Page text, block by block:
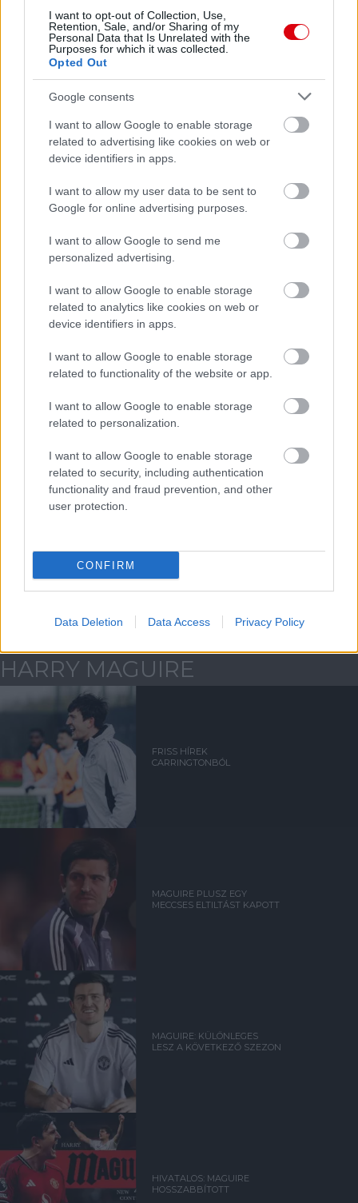
I want to opt-out of Collection, Use,
Retention, Sale, and/or Sharing of my
Personal Data that Is Unrelated with the
Purposes for which it was collected.
Opted Out
Google consents
I want to allow Google to enable storage
related to advertising like cookies on web or
device identifiers in apps.
I want to allow my user data to be sent to
Google for online advertising purposes.
I want to allow Google to send me
personalized advertising.
I want to allow Google to enable storage
related to analytics like cookies on web or
device identifiers in apps.
I want to allow Google to enable storage
related to functionality of the website or app.
I want to allow Google to enable storage
related to personalization.
I want to allow Google to enable storage
related to security, including authentication
functionality and fraud prevention, and other
user protection.
CONFIRM
Data Deletion Data Access Privacy Policy
Meccs Center
Paris Saint-Germainvs
Manchester United
Felkészülési szezon 4. mérkőzés
Nya Ullevi, Göteborg
2026-08-08 17:00
1 nap 1 óra 6 perc 37 másodperc
Leeds United vs Manchester United 2026-08-12 20:30
AC MilanvsManchester United2026-08-15 18:00
ELŐZŐ MÉRKŐZÉSEK
Támogatás
Támogasd adományoddal
a ManUtdFanatics.hu működését!
Kapcsolódó hírek
HARRY MAGUIRE
FRISS HÍREK
CARRINGTONBÓL
MAGUIRE PLUSZ EGY
MECCSES ELTILTÁST KAPOTT
MAGUIRE: KÜLÖNLEGES
LESZ A KÖVETKEZŐ SZEZON
HIVATALOS: MAGUIRE
HOSSZABBÍTOTT